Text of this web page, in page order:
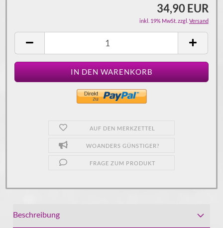
34,90 EUR
inkl. 19% MwSt. zzgl. Versand
AUF DEN MERKZETTEL
WOANDERS GÜNSTIGER?
FRAGE ZUM PRODUKT
Beschreibung